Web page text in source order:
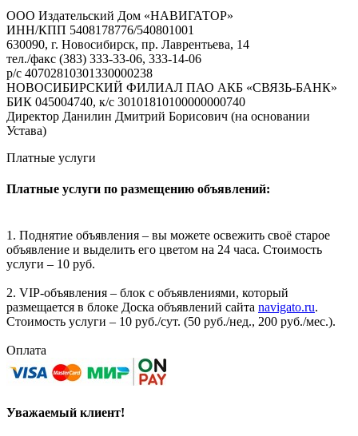
ООО Издательский Дом «НАВИГАТОР»
ИНН/КПП 5408178776/540801001
630090, г. Новосибирск, пр. Лаврентьева, 14
тел./факс (383) 333-33-06, 333-14-06
р/с 40702810301330000238
НОВОСИБИРСКИЙ ФИЛИАЛ ПАО АКБ «СВЯЗЬ-БАНК»
БИК 045004740, к/с 30101810100000000740
Директор Данилин Дмитрий Борисович (на основании
Устава)
Платные услуги
Платные услуги по размещению объявлений:
1. Поднятие объявления – вы можете освежить своё старое
объявление и выделить его цветом на 24 часа. Стоимость
услуги – 10 руб.
2. VIP-объявления – блок с объявлениями, который
размещается в блоке Доска объявлений сайта navigato.ru.
Стоимость услуги – 10 руб./сут. (50 руб./нед., 200 руб./мес.).
Оплата
Уважаемый клиент!